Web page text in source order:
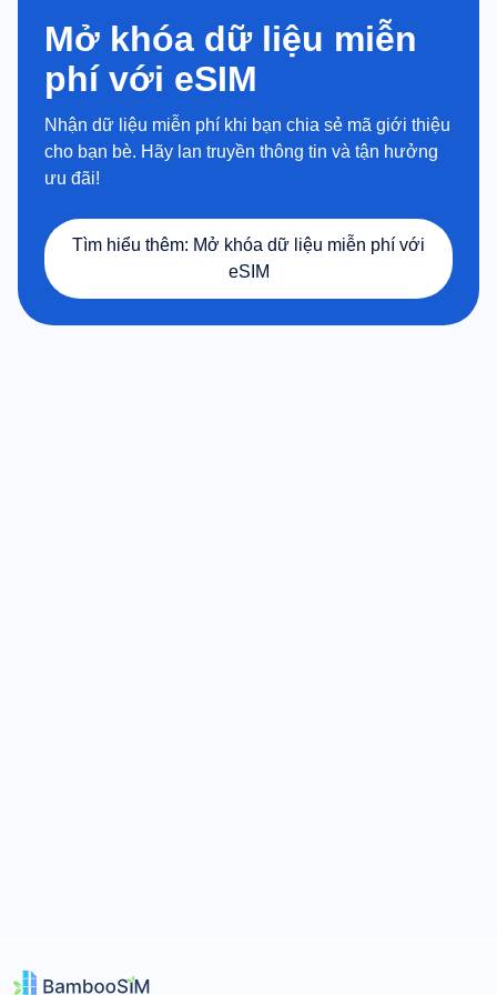
Mở khóa dữ liệu miễn
phí với eSIM
Nhận dữ liệu miễn phí khi bạn chia sẻ mã giới thiệu
cho bạn bè. Hãy lan truyền thông tin và tận hưởng
ưu đãi!
Tìm hiểu thêm: Mở khóa dữ liệu miễn phí với
eSIM